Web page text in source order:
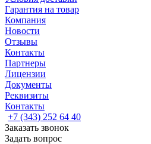
Гарантия на товар
Компания
Новости
Отзывы
Контакты
Партнеры
Лицензии
Документы
Реквизиты
Контакты
+7 (343) 252 64 40
Заказать звонок
Задать вопрос